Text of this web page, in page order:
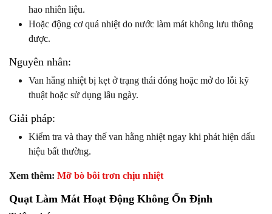
hao nhiên liệu.
Hoặc động cơ quá nhiệt do nước làm mát không lưu thông
được.
Nguyên nhân:
Van hằng nhiệt bị kẹt ở trạng thái đóng hoặc mở do lỗi kỹ
thuật hoặc sử dụng lâu ngày.
Giải pháp:
Kiểm tra và thay thế van hằng nhiệt ngay khi phát hiện dấu
hiệu bất thường.
Xem thêm: Mỡ bò bôi trơn chịu nhiệt
Quạt Làm Mát Hoạt Động Không Ổn Định